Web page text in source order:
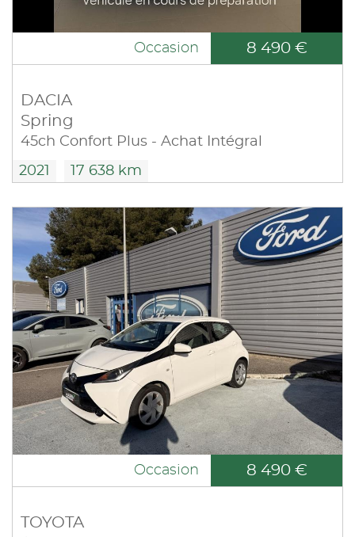
Occasion 8 490 €
DACIA
Spring
45ch Confort Plus - Achat Intégral
2021 17 638 km
Occasion 8 490 €
TOYOTA